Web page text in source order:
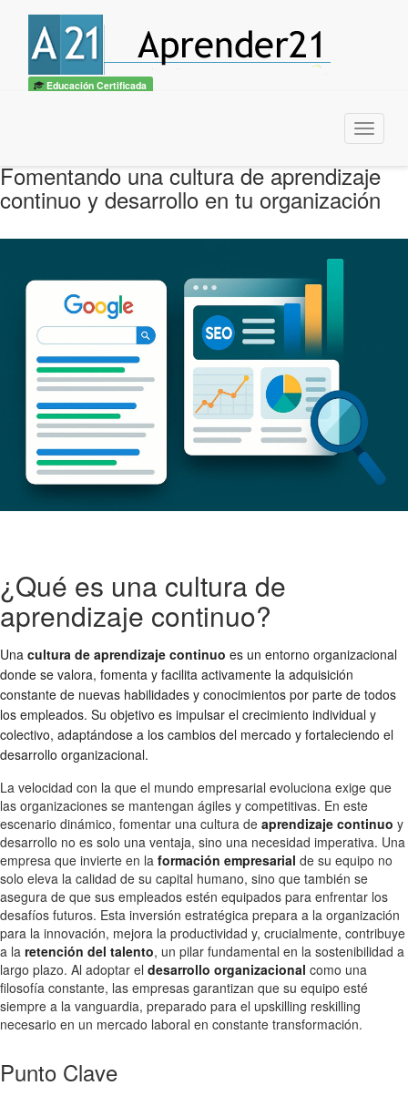
Educación Certificada
Menu
Fomentando una cultura de aprendizaje
continuo y desarrollo en tu organización
¿Qué es una cultura de
aprendizaje continuo?
Una cultura de aprendizaje continuo es un entorno organizacional
donde se valora, fomenta y facilita activamente la adquisición
constante de nuevas habilidades y conocimientos por parte de todos
los empleados. Su objetivo es impulsar el crecimiento individual y
colectivo, adaptándose a los cambios del mercado y fortaleciendo el
desarrollo organizacional.
La velocidad con la que el mundo empresarial evoluciona exige que
las organizaciones se mantengan ágiles y competitivas. En este
escenario dinámico, fomentar una cultura de aprendizaje continuo y
desarrollo no es solo una ventaja, sino una necesidad imperativa. Una
empresa que invierte en la formación empresarial de su equipo no
solo eleva la calidad de su capital humano, sino que también se
asegura de que sus empleados estén equipados para enfrentar los
desafíos futuros. Esta inversión estratégica prepara a la organización
para la innovación, mejora la productividad y, crucialmente, contribuye
a la retención del talento, un pilar fundamental en la sostenibilidad a
largo plazo. Al adoptar el desarrollo organizacional como una
filosofía constante, las empresas garantizan que su equipo esté
siempre a la vanguardia, preparado para el upskilling reskilling
necesario en un mercado laboral en constante transformación.
Punto Clave